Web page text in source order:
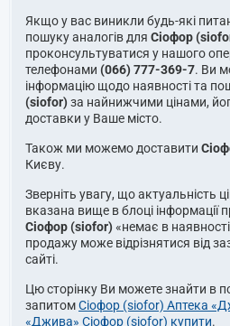
Якщо у вас виникли будь-які
пошуку аналогів для Сіофор
проконсультуватися у нашого
телефонами (066) 777-369-7. Ви
інформацію щодо наявності та
(siofor)за найнижчими цінами,
доставки у Ваше місто.
Також ми можемо доставити
Києву.
Зверніть увагу, що актуальність
вказана вище в блоці
Сіофор (siofor)«немає в
продажу може відрізнятися від
сайті.
Цю сторінку Ви можете знайти в
запитомСіофор (siofor) Аптека
«Джива» Сіофор (siofor) купити.